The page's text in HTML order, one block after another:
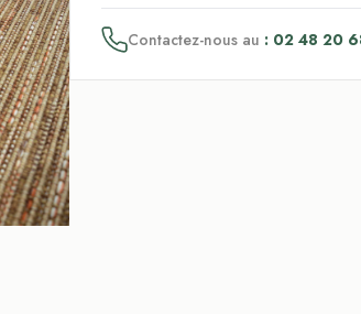
Contactez-nous au : 02 48 20